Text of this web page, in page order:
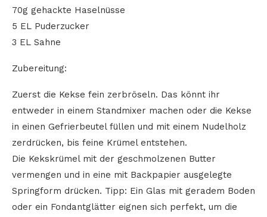
70g gehackte Haselnüsse
5 EL Puderzucker
3 EL Sahne
Zubereitung:
Zuerst die Kekse fein zerbröseln. Das könnt ihr
entweder in einem Standmixer machen oder die Kekse
in einen Gefrierbeutel füllen und mit einem Nudelholz
zerdrücken, bis feine Krümel entstehen.
Die Kekskrümel mit der geschmolzenen Butter
vermengen und in eine mit Backpapier ausgelegte
Springform drücken. Tipp: Ein Glas mit geradem Boden
oder ein Fondantglätter eignen sich perfekt, um die